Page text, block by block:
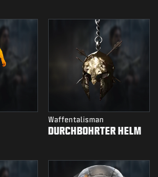
Waffentalisman
DURCHBOHRTER HELM